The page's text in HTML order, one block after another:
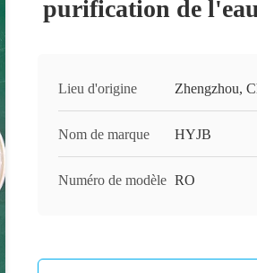
purification de l'eau
Lieu d'origine Zhengzhou,
Nom de marque HYJB
Numéro de modèle RO